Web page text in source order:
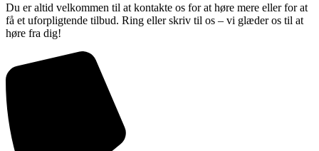
Du er altid velkommen til at kontakte os for at høre mere eller for at
få et uforpligtende tilbud. Ring eller skriv til os – vi glæder os til at
høre fra dig!